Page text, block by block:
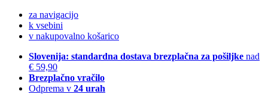
za navigacijo
k vsebini
v nakupovalno košarico
Slovenija: standardna dostava brezplačna za pošiljke nad
€ 59,90
Brezplačno vračilo
Odprema v 24 urah